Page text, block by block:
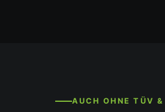
AUCH OHNE TÜV